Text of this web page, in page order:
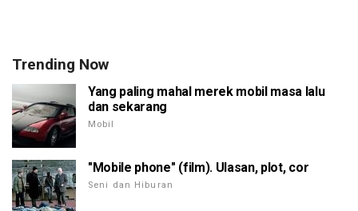
Trending Now
Yang paling mahal merek mobil masa lalu
dan sekarang
Mobil
"Mobile phone" (film). Ulasan, plot, cor
Seni dan Hiburan